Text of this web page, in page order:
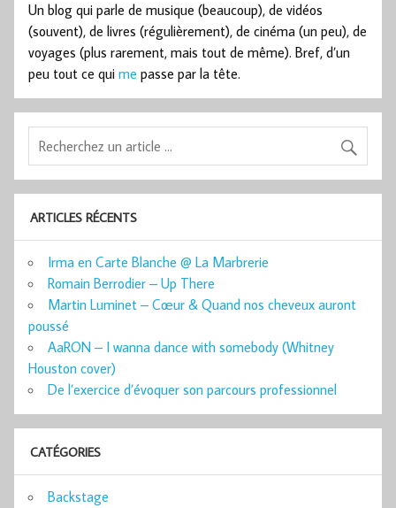
Un blog qui parle de musique (beaucoup), de vidéos
(souvent), de livres (régulièrement), de cinéma (un peu), de
voyages (plus rarement, mais tout de même). Bref, d’un
peu tout ce qui me passe par la tête.
ARTICLES RÉCENTS
Irma en Carte Blanche @ La Marbrerie
Romain Berrodier – Up There
Martin Luminet – Cœur & Quand nos cheveux auront
poussé
AaRON – I wanna dance with somebody (Whitney
Houston cover)
De l’exercice d’évoquer son parcours professionnel
CATÉGORIES
Backstage